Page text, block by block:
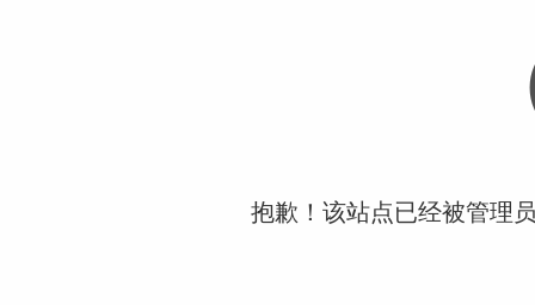
抱歉！该站点已经被管理